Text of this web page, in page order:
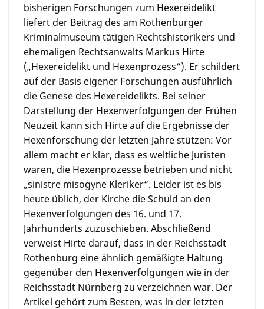
bisherigen Forschungen zum Hexereidelikt
liefert der Beitrag des am Rothenburger
Kriminalmuseum tätigen Rechtshistorikers und
ehemaligen Rechtsanwalts Markus Hirte
(„Hexereidelikt und Hexenprozess“). Er schildert
auf der Basis eigener Forschungen ausführlich
die Genese des Hexereidelikts. Bei seiner
Darstellung der Hexenverfolgungen der Frühen
Neuzeit kann sich Hirte auf die Ergebnisse der
Hexenforschung der letzten Jahre stützen: Vor
allem macht er klar, dass es weltliche Juristen
waren, die Hexenprozesse betrieben und nicht
„sinistre misogyne Kleriker“. Leider ist es bis
heute üblich, der Kirche die Schuld an den
Hexenverfolgungen des 16. und 17.
Jahrhunderts zuzuschieben. Abschließend
verweist Hirte darauf, dass in der Reichsstadt
Rothenburg eine ähnlich gemäßigte Haltung
gegenüber den Hexenverfolgungen wie in der
Reichsstadt Nürnberg zu verzeichnen war. Der
Artikel gehört zum Besten, was in der letzten